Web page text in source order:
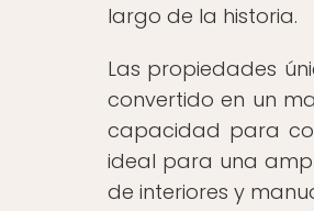
largo de la historia.
Las propiedades
convertido en un
capacidad para
ideal para una
de interiores y